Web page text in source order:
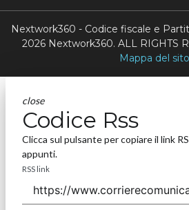
Nextwork360 - Codice fiscale e
2026 Nextwork360. ALL RIGHTS
Mappa del sito
close
Codice Rss
Clicca sul pulsante per copiare il link
appunti.
RSS link